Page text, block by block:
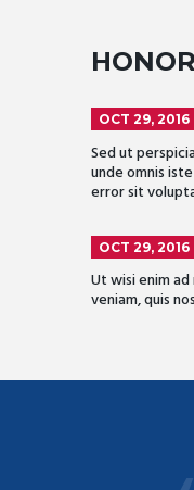
OCT 29, 2016
Sed ut
unde omnis
error sit
OCT 29, 2016
Ut wisi enim ad
veniam, quis